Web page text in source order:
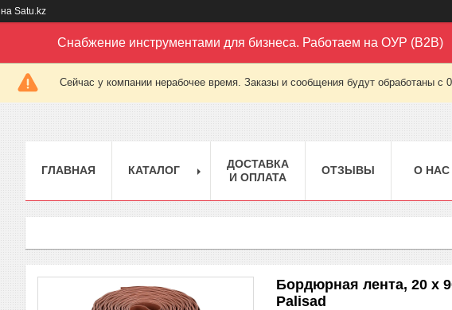
на Satu.kz
Снабжение инструментами для бизнеса. Работаем на ОУР (B2B)
Сейчас у компании нерабочее время. Заказы и сообщения будут обработаны с
ГЛАВНАЯ КАТАЛОГ
ДОСТАВКА
И ОПЛАТА
ОТЗЫВЫ О НАС
Бордюрная лента, 20 х
Palisad